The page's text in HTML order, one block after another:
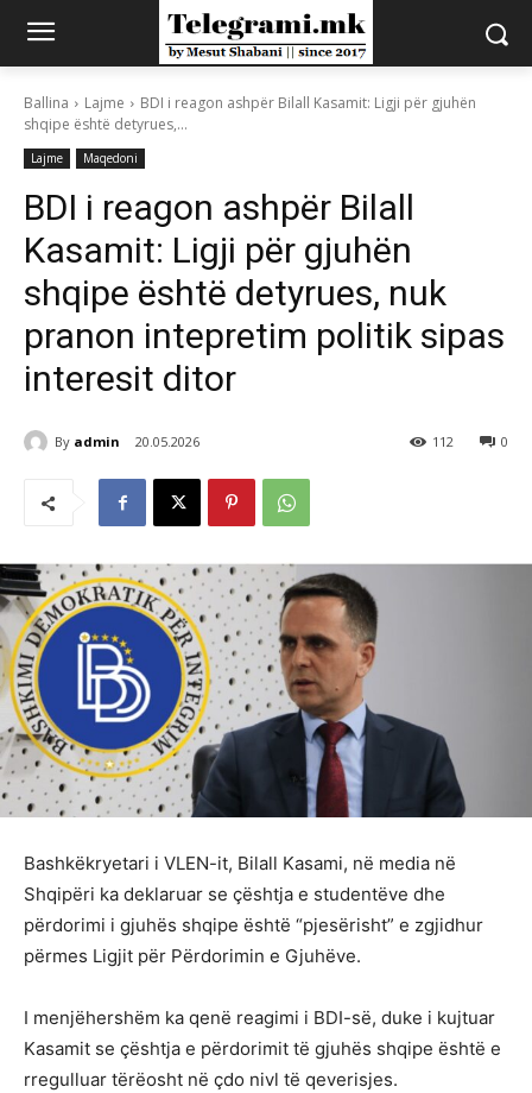
Ballina Lajme
BDI i reagon ashpër Bilall Kasamit: Ligji për gjuhën
shqipe është detyrues,...
Lajme Maqedoni
BDI i reagon ashpër Bilall
Kasamit: Ligji për gjuhën
shqipe është detyrues, nuk
pranon intepretim politik sipas
interesit ditor
By admin 20.05.2026 0
112
Bashkëkryetari i VLEN-it, Bilall Kasami, në media në
Shqipëri ka deklaruar se çështja e studentëve dhe
përdorimi i gjuhës shqipe është “pjesërisht” e zgjidhur
përmes Ligjit për Përdorimin e Gjuhëve.
I menjëhershëm ka qenë reagimi i BDI-së, duke i kujtuar
Kasamit se çështja e përdorimit të gjuhës shqipe është e
rregulluar tërëosht në çdo nivl të qeverisjes.